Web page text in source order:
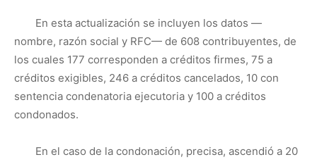
En esta actualización se incluyen los datos —
nombre, razón social y RFC— de 608 contribuyentes, de
los cuales 177 corresponden a créditos firmes, 75 a
créditos exigibles, 246 a créditos cancelados, 10 con
sentencia condenatoria ejecutoria y 100 a créditos
condonados.
En el caso de la condonación, precisa, ascendió a 20